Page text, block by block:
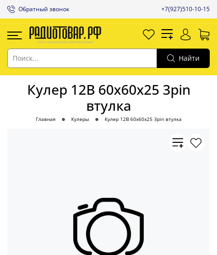
Обратный звонок +7(927)510-10-15
Найти
Кулер 12В 60x60x25 3pin
втулка
Главная Кулеры Кулер 12В 60x60x25 3pin втулка